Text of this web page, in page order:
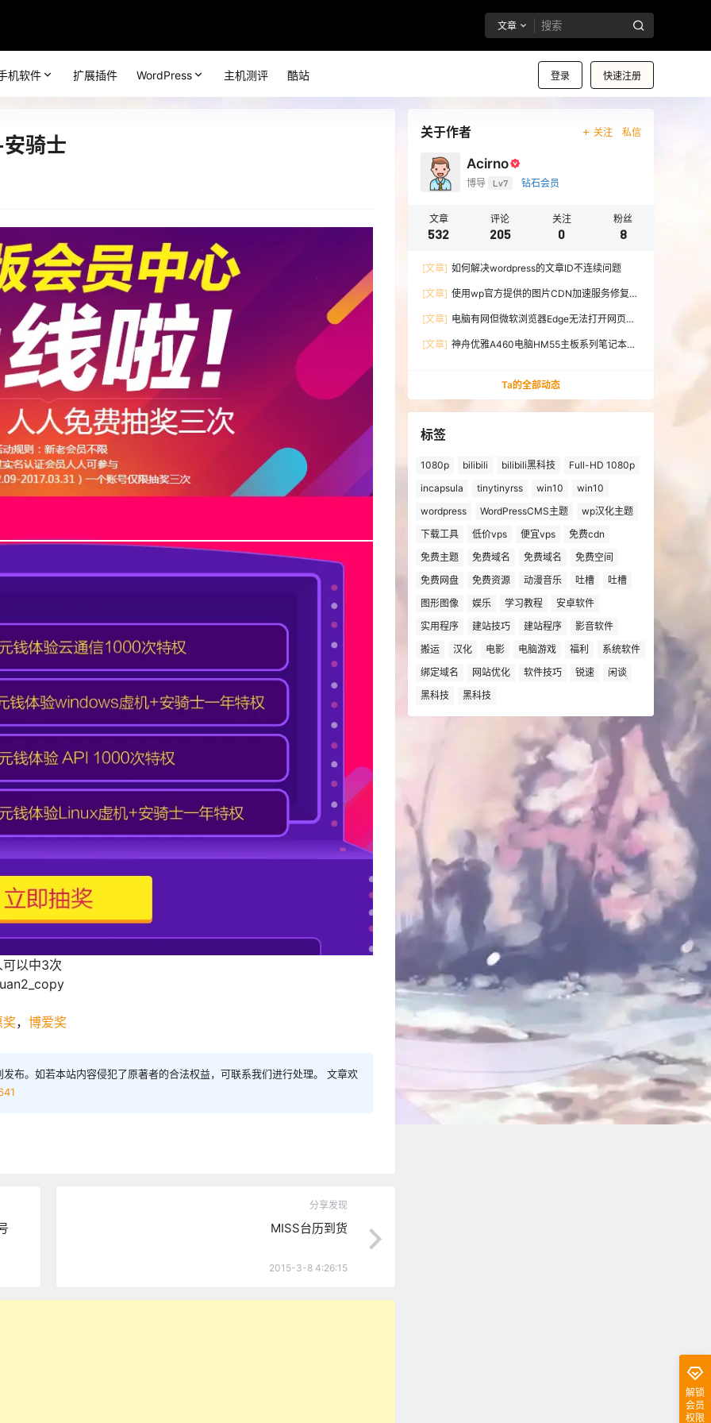
文章
登录 快速注册
机软件 扩展插件 WordPress 主机测评 酷站
骑士
以中3次
， 博爱奖
布。如若本站内容侵犯了原著者的合法权益，可联系我们进行处理。 文章欢
分享发现
MISS台历到货
2015-3-8 4:26:15
关于作者 关注 私信
Acirno
博导 Lv7 钻石会员
文章
532
评论
205
关注
0
粉丝
8
[文章] 如何解决wordpress的文章ID不连续问题
[文章] 使用wp官方提供的图片CDN加速服务修复微
[文章] 电脑有网但微软浏览器Edge无法打开网页的
[文章] 神舟优雅A460电脑HM55主板系列笔记本无
Ta的全部动态
标签
1080p bilibili bilibili黑科技
Full-HD 1080p
incapsula
tinytinyrss win10
win10
wordpress
WordPressCMS主题
wp汉化主题
下载工具
低价vps 便宜vps
免费cdn
免费主题
免费域名 免费域名
免费空间
免费网盘
免费资源 动漫音乐 吐槽
吐槽
图形图像
娱乐 学习教程
安卓软件
实用程序
建站技巧 建站程序
影音软件
搬运
汉化 电影 电脑游戏 福利
系统软件
绑定域名
网站优化 软件技巧 锐速
闲谈
黑科技
黑科技
解锁
会员
权限